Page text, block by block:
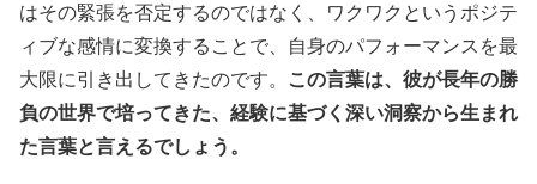
はその緊張を否定するのではなく、ワクワクというポジテ
ィブな感情に変換することで、自身のパフォーマンスを最
大限に引き出してきたのです。
この言葉は、彼が長年の勝
負の世界で培ってきた、経験に基づく深い洞察から生まれ
た言葉と言えるでしょう。